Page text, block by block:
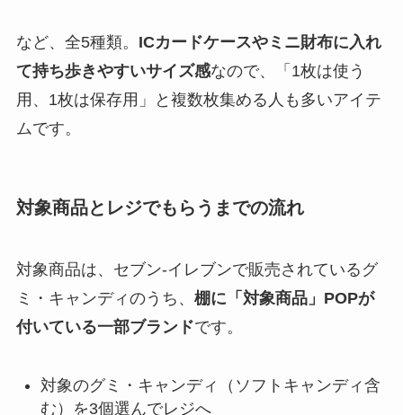
など、全5種類。 ICカードケースやミニ財布に入れ
て持ち歩きやすいサイズ感なので、「1枚は使う
用、1枚は保存用」と複数枚集める人も多いアイテ
ムです。
対象商品とレジでもらうまでの流れ
対象商品は、セブン‐イレブンで販売されているグ
ミ・キャンディのうち、 棚に「対象商品」POPが
付いている一部ブランドです。
対象のグミ・キャンディ（ソフトキャンディ含
む）を3個選んでレジへ